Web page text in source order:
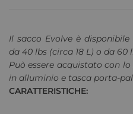
Il sacco Evolve è
da 40 lbs (circa 18 L) o da 60
Può essere acquistato con
in alluminio e tasca porta-
CARATTERISTICHE: